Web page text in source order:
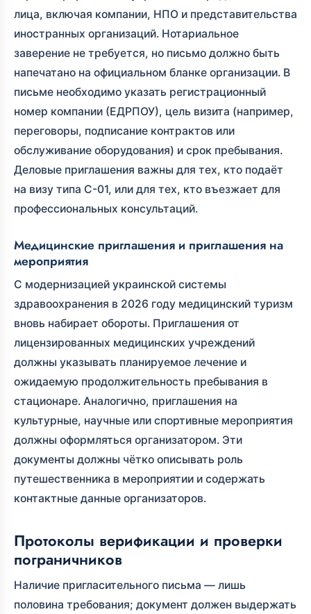
лица, включая компании, НПО и представительства
иностранных организаций. Нотариальное
заверение не требуется, но письмо должно быть
напечатано на официальном бланке организации. В
письме необходимо указать регистрационный
номер компании (ЕДРПОУ), цель визита (например,
переговоры, подписание контрактов или
обслуживание оборудования) и срок пребывания.
Деловые приглашения важны для тех, кто подаёт
на визу типа C-01, или для тех, кто въезжает для
профессиональных консультаций.
Медицинские приглашения и приглашения на
мероприятия
С модернизацией украинской системы
здравоохранения в 2026 году медицинский туризм
вновь набирает обороты. Приглашения от
лицензированных медицинских учреждений
должны указывать планируемое лечение и
ожидаемую продолжительность пребывания в
стационаре. Аналогично, приглашения на
культурные, научные или спортивные мероприятия
должны оформляться организатором. Эти
документы должны чётко описывать роль
путешественника в мероприятии и содержать
контактные данные организаторов.
Протоколы верификации и проверки
пограничников
Наличие пригласительного письма — лишь
половина требования; документ должен выдержать